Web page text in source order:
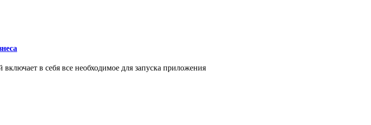
в себя все необходимое для запуска приложения